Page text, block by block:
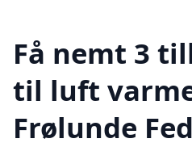
Få nemt 3
til luft
Frølunde Fed